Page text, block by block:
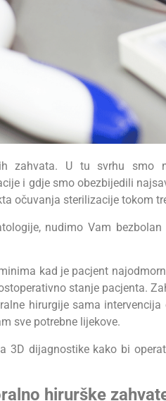
zahvata. U tu svrhu smo
i gdje smo obezbijedili
očuvanja sterilizacije tokom
nudimo Vam
kad je pacjent
stanje pacjenta.
hirurgije sama
sve potrebne lijekove.
3D dijagnostike kako bi
hirurške